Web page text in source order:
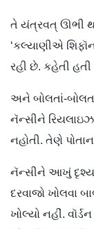
તે યંત્રવત‍્ ઊભી
‘કલ્યાણીએ
રહી છે. કહેતી હતી
અને બોલતાં-
નૅન્સીને
નહોતી. તેણે
નૅન્સીને આખું દૃશ્ય
દરવાજો ખોલવા
ખોલ્યો નહીં.